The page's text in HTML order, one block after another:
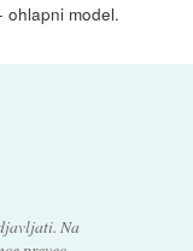
ohlapni model.
Na